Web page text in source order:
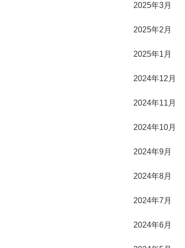
2025年3月
2025年2月
2025年1月
2024年12月
2024年11月
2024年10月
2024年9月
2024年8月
2024年7月
2024年6月